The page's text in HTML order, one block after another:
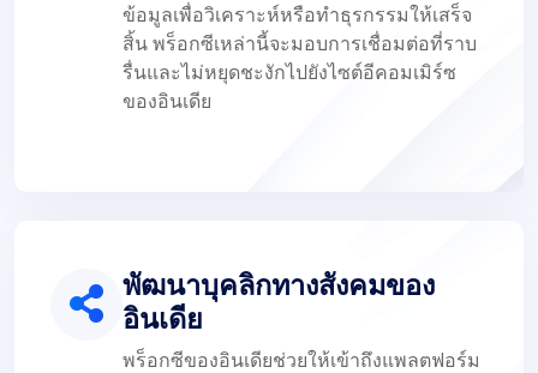
ข้อมูลเพื่อวิเคราะห์หรือทำธุรกรรมให้เสร็จ
สิ้น พร็อกซีเหล่านี้จะมอบการเชื่อมต่อที่ราบ
รื่นและไม่หยุดชะงักไปยังไซต์อีคอมเมิร์ซ
ของอินเดีย
พัฒนาบุคลิกทางสังคมของ
อินเดีย
พร็อกซีของอินเดียช่วยให้เข้าถึงแพลตฟอร์ม